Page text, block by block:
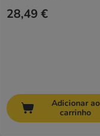
28,49 €
Adicionar ao
carrinho